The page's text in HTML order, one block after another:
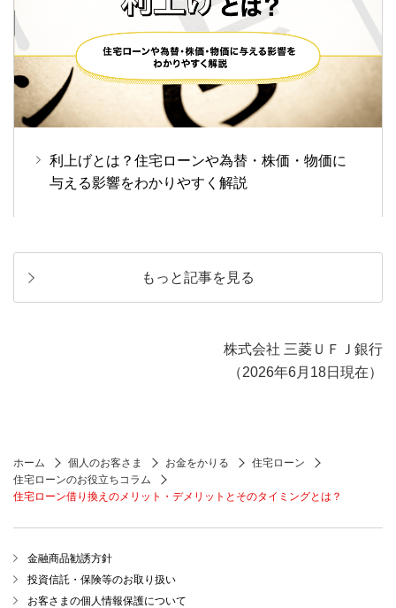
利上げとは？住宅ローンや為替・株価・物価に
与える影響をわかりやすく解説
もっと記事を見る
株式会社 三菱ＵＦＪ銀行
（2026年6月18日現在）
ホーム 個人のお客さま お金をかりる
住宅ローン
住宅ローンのお役立ちコラム
住宅ローン借り換えのメリット・デメリットとそのタイミングとは？
金融商品勧誘方針
投資信託・保険等のお取り扱い
お客さまの個人情報保護について